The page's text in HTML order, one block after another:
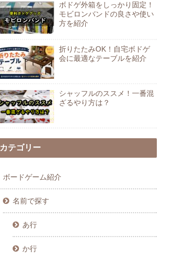
ボドゲ外箱をしっかり固定！
モビロンバンドの良さや使い
方を紹介
折りたたみOK！自宅ボドゲ
会に最適なテーブルを紹介
シャッフルのススメ！一番混
ざるやり方は？
カテゴリー
ボードゲーム紹介
名前で探す
あ行
か行